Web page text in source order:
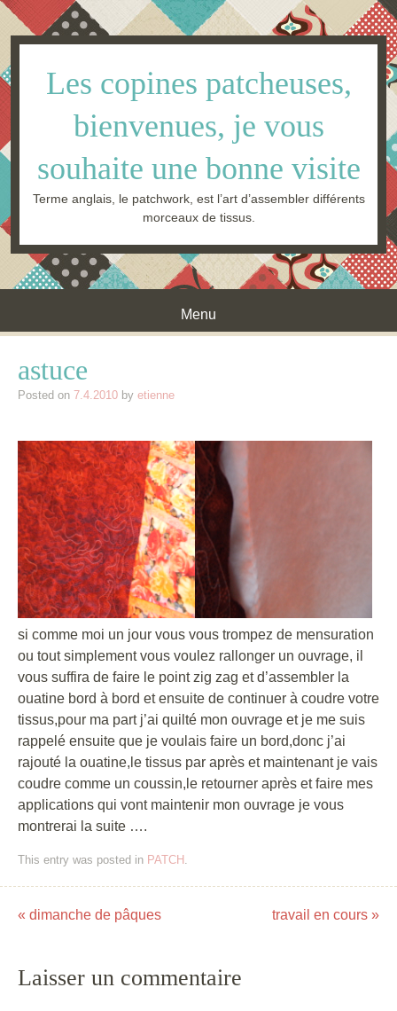
Les copines patcheuses,
bienvenues, je vous
souhaite une bonne visite
Terme anglais, le patchwork, est l’art d’assembler différents
morceaux de tissus.
Menu
astuce
Posted on 7.4.2010 by etienne
si comme moi un jour vous vous trompez de mensuration
ou tout simplement vous voulez rallonger un ouvrage, il
vous suffira de faire le point zig zag et d’assembler la
ouatine bord à bord et ensuite de continuer à coudre votre
tissus,pour ma part j’ai quilté mon ouvrage et je me suis
rappelé ensuite que je voulais faire un bord,donc j’ai
rajouté la ouatine,le tissus par après et maintenant je vais
coudre comme un coussin,le retourner après et faire mes
applications qui vont maintenir mon ouvrage je vous
montrerai la suite ….
This entry was posted in PATCH .
Post navigation
« dimanche de pâques travail en cours »
Laisser un commentaire